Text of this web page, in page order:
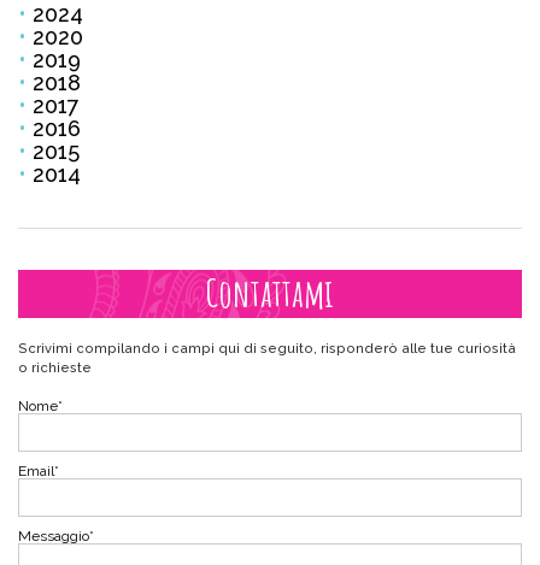
2024
2020
2019
2018
2017
2016
2015
2014
Contattami
Scrivimi compilando i campi qui di seguito, risponderò alle tue curiosità
o richieste
Nome*
Email*
Messaggio*